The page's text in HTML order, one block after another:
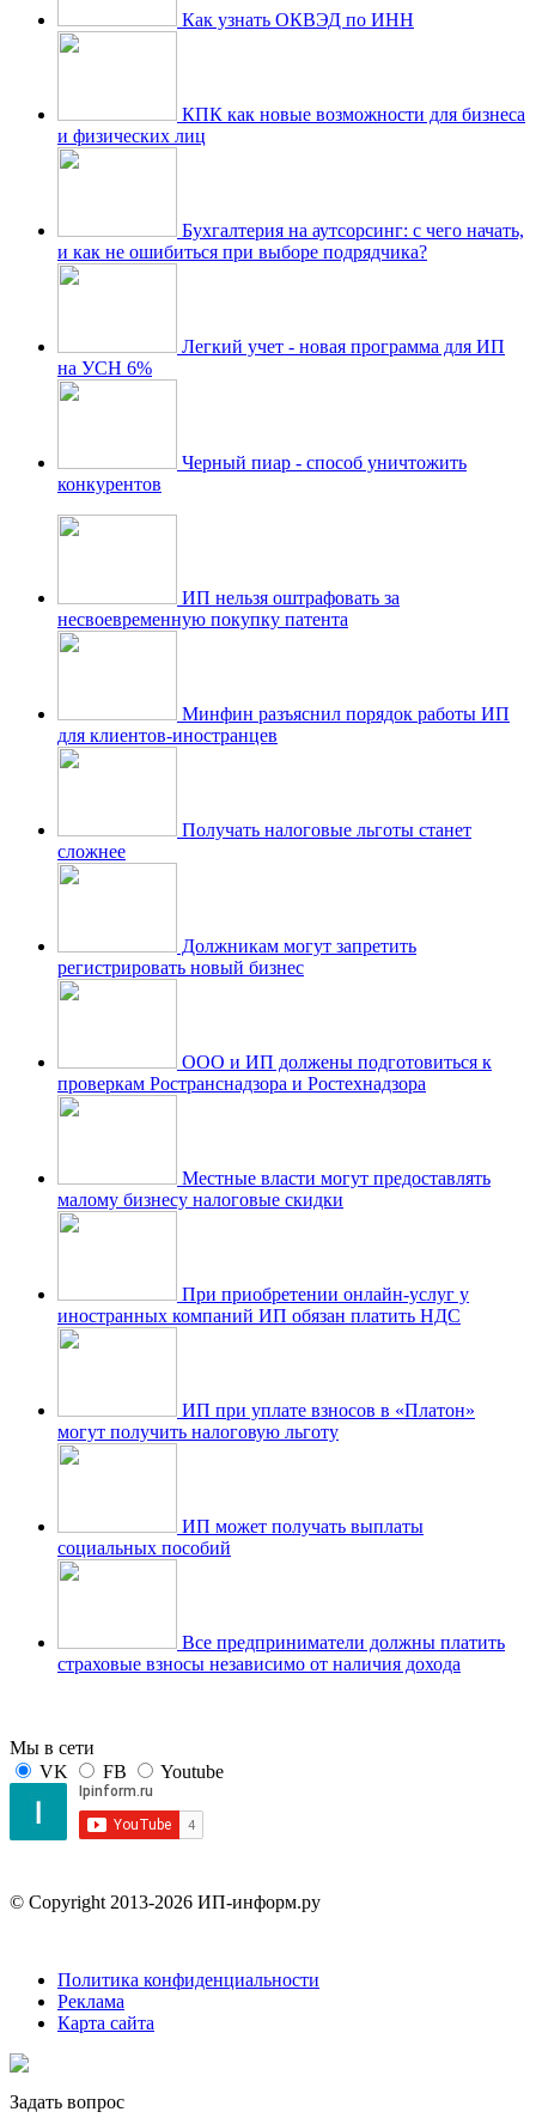
Как узнать ОКВЭД по ИНН
КПК как новые возможности для бизнеса
и физических лиц
Бухгалтерия на аутсорсинг: с чего начать,
и как не ошибиться при выборе подрядчика?
Легкий учет - новая программа для ИП
на УСН 6%
Черный пиар - способ уничтожить
конкурентов
ИП нельзя оштрафовать за
несвоевременную покупку патента
Минфин разъяснил порядок работы ИП
для клиентов-иностранцев
Получать налоговые льготы станет
сложнее
Должникам могут запретить
регистрировать новый бизнес
ООО и ИП должены подготовиться к
проверкам Ространснадзора и Ростехнадзора
Местные власти могут предоставлять
малому бизнесу налоговые скидки
При приобретении онлайн-услуг у
иностранных компаний ИП обязан платить НДС
ИП при уплате взносов в «Платон»
могут получить налоговую льготу
ИП может получать выплаты
социальных пособий
Все предприниматели должны платить
страховые взносы независимо от наличия дохода
Мы в сети
VK
FB Youtube
© Copyright 2013-2026 ИП-информ.ру
Политика конфиденциальности
Реклама
Карта сайта
Задать вопрос